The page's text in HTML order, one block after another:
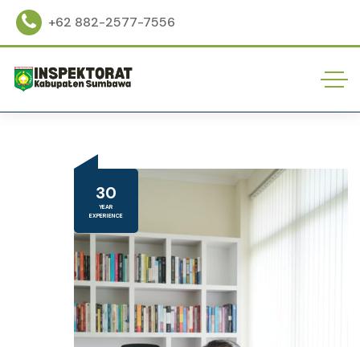
+62 882-2577-7556
30
YEAR
EXPERIENCE